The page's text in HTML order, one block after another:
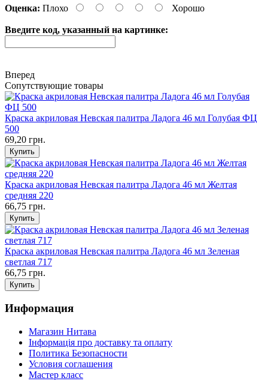
Оценка: Плохо Хорошо
Введите код, указанный на картинке:
Вперед
Сопутствующие товары
Краска акриловая Невская палитра Ладога 46 мл Голубая ФЦ
500
69,20 грн.
Краска акриловая Невская палитра Ладога 46 мл Желтая
средняя 220
66,75 грн.
Краска акриловая Невская палитра Ладога 46 мл Зеленая
светлая 717
66,75 грн.
Информация
Магазин Нитава
Інформація про доставку та оплату
Политика Безопасности
Условия соглашения
Мастер класс